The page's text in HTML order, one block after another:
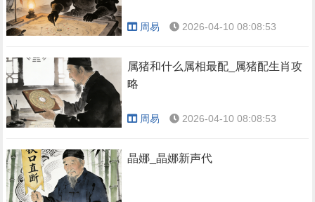
周易 2026-04-10 08:08:53
属猪和什么属相最配_属猪配生肖攻
略
周易 2026-04-10 08:08:53
晶娜_晶娜新声代